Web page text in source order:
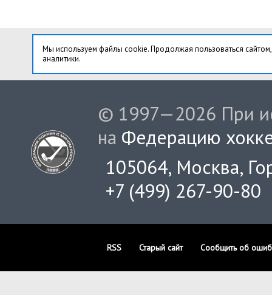
Мы используем файлы cookie. Продолжая пользоваться
аналитики.
© 1997—2026 При
на Федерацию
105064, Москва,
+7 (499) 267-90-80
RSS Старый сайт Сообщить об